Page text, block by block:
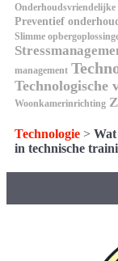
Onderhoudsvriendelijke
Preventief
Slimme
management
Technologische
Woonkamerinrichting
Technologie >
in technische